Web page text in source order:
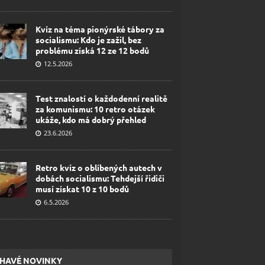
Kvíz na téma pionýrské tábory za
socialismu: Kdo je zažil, bez
problému získá 12 ze 12 bodů
12.5.2026
Test znalostí o každodenní realitě
za komunismu: 10 retro otázek
ukáže, kdo má dobrý přehled
23.6.2026
Retro kvíz o oblíbených autech v
dobách socialismu: Tehdejší řidiči
musí získat 10 z 10 bodů
6.5.2026
NOVINKY